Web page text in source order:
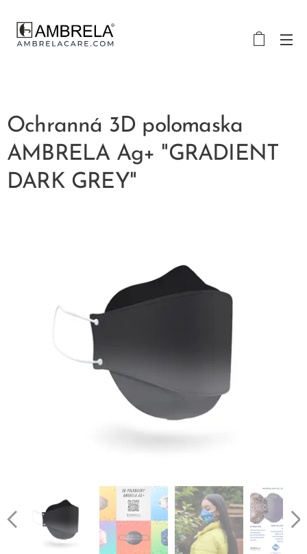
Ochranná 3D polomaska
AMBRELA Ag+ "GRADIENT
DARK GREY"